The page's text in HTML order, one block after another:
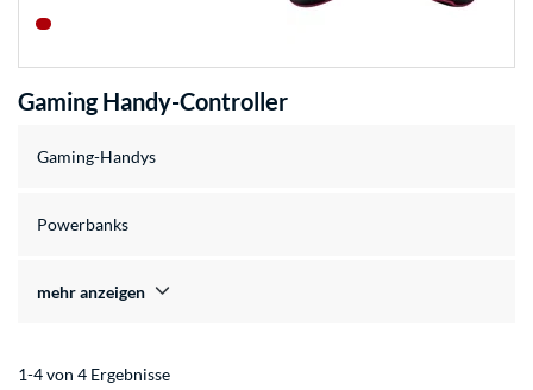
Gaming Handy-Controller
Gaming-Handys
Powerbanks
mehr anzeigen
1-4 von 4 Ergebnisse